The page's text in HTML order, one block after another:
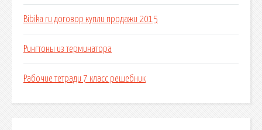
Bibika ru договор купли продажи 2015
Рингтоны из терминатора
Рабочие тетради 7 класс решебник